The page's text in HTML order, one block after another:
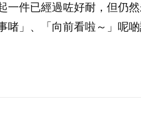
一件已經過咗好耐，但仍
啫」、「向前看啦～」呢